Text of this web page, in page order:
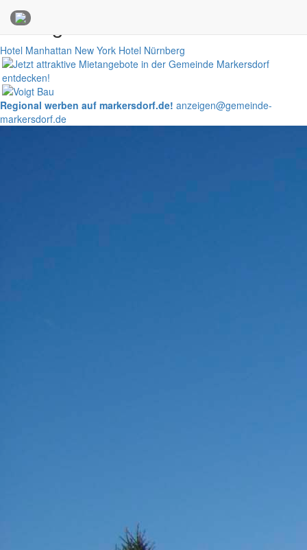
Anzeigen
Hotel Manhattan New York Hotel Nürnberg
Regional werben auf markersdorf.de! anzeigen@gemeinde-
markersdorf.de